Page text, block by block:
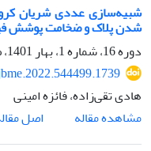
شبیه‌سازی عددی شریان
شدن پلاک و ضخامت پوشش
دوره 16، شماره 1، بهار 1401، صفحه
هادی تقی‌زاده، فائزه امینی
مشاهده مقاله
اصل